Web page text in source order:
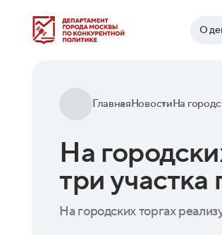
О
ГлавнаяНовости
На
три
На городских торгах